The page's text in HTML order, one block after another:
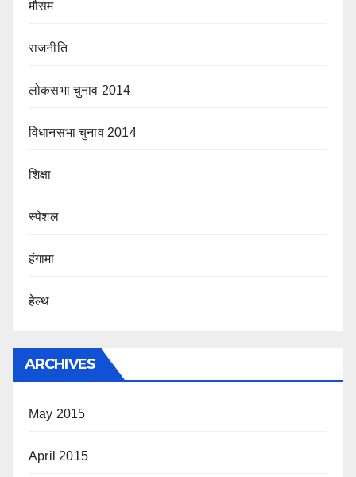
मौसम
राजनीति
लोकसभा चुनाव 2014
विधानसभा चुनाव 2014
शिक्षा
स्पेशल
हंगामा
हेल्थ
ARCHIVES
May 2015
April 2015